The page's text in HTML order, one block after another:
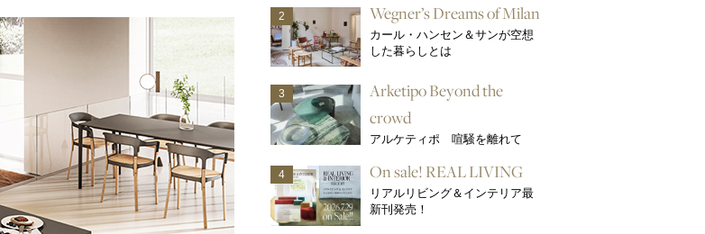
2 Wegner’s Dreams of Milan
カール・ハンセン＆サンが空想
した暮らしとは
3
Arketipo Beyond the
crowd
アルケティポ 喧騒を離れて
4 On sale! REAL LIVING
リアルリビング＆インテリア最
新刊発売！